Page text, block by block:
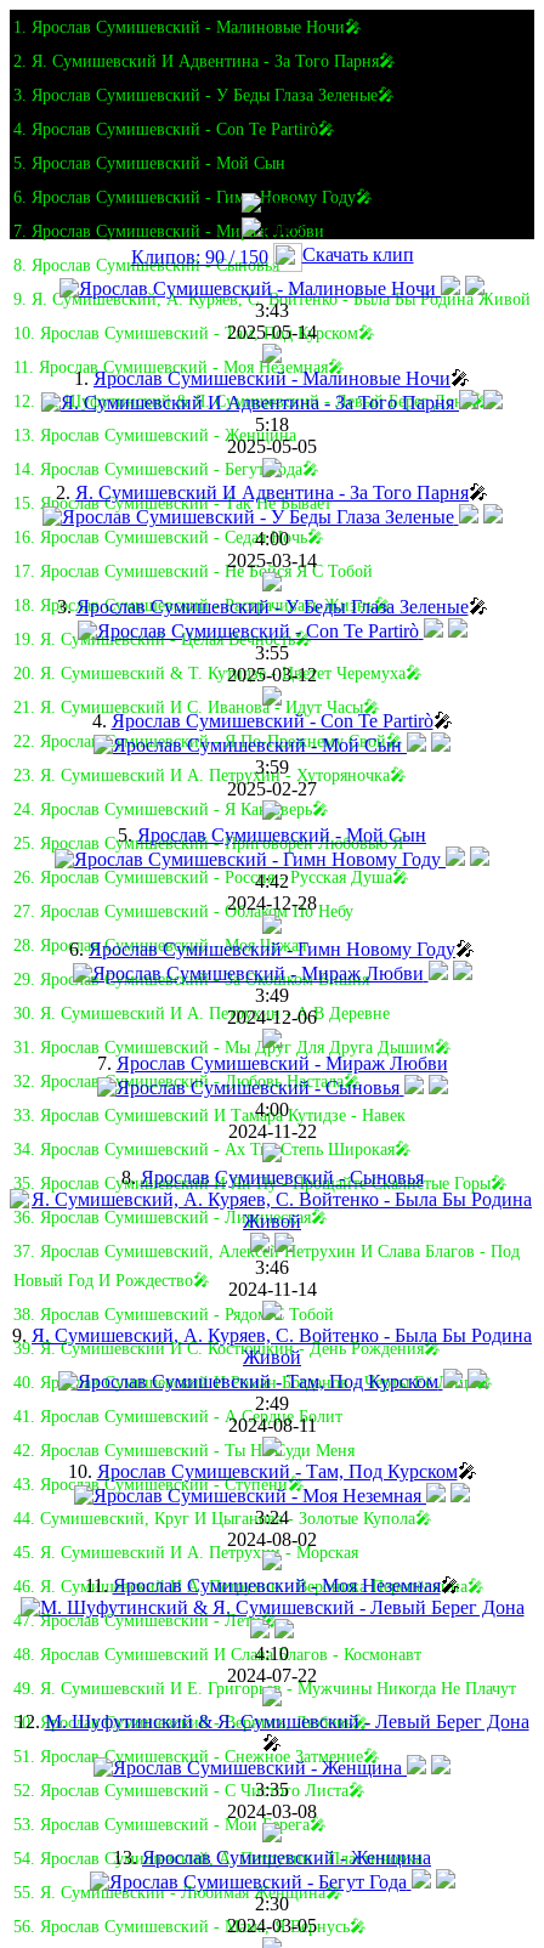
1. Ярослав Сумишевский - Малиновые Ночи🎤
2. Я. Сумишевский И Адвентина - За Того Парня🎤
3. Ярослав Сумишевский - У Беды Глаза Зеленые🎤
4. Ярослав Сумишевский - Con Te Partirò🎤
5. Ярослав Сумишевский - Мой Сын
6. Ярослав Сумишевский - Гимн Новому Году🎤
7. Ярослав Сумишевский - Мираж Любви
8. Ярослав Сумишевский - Сыновья
9. Я. Сумишевский, А. Куряев, С. Войтенко - Была Бы Родина Живой
10. Ярослав Сумишевский - Там, Под Курском🎤
11. Ярослав Сумишевский - Моя Неземная🎤
12. М. Шуфутинский & Я. Сумишевский - Левый Берег Дона🎤
13. Ярослав Сумишевский - Женщина
14. Ярослав Сумишевский - Бегут Года🎤
15. Ярослав Сумишевский - Так Не Бывает
16. Ярослав Сумишевский - Седая Ночь🎤
17. Ярослав Сумишевский - Не Бойся Я С Тобой
18. Ярослав Сумишевский - Растрачивать Жизнь🎤
19. Я. Сумишевский - Целая Вечность🎤
20. Я. Сумишевский & Т. Кутидзе - Цветет Черемуха🎤
21. Я. Сумишевский И С. Иванова - Идут Часы🎤
22. Ярослав Сумишевский - Я По-Прежнему Свой🎤
23. Я. Сумишевский И А. Петрухин - Хуторяночка🎤
24. Ярослав Сумишевский - Я Как Зверь🎤
25. Ярослав Сумишевский - Приговорён Любовью Я
26. Ярослав Сумишевский - Россия - Русская Душа🎤
27. Ярослав Сумишевский - Облаком По Небу
28. Ярослав Сумишевский - Моя Чужая
29. Ярослав Сумишевский - За Окошком Вишня
30. Я. Сумишевский И А. Петрухин - А В Деревне
31. Ярослав Сумишевский - Мы Друг Для Друга Дышим🎤
32. Ярослав Сумишевский - Любовь Настала🎤
33. Ярослав Сумишевский И Тамара Кутидзе - Навек
34. Ярослав Сумишевский - Ах Ты, Степь Широкая🎤
35. Ярослав Сумишевский И Ян Пу - Прощайте Скалистые Горы🎤
36. Ярослав Сумишевский - Лирическая🎤
37. Ярослав Сумишевский, Алексей Петрухин И Слава Благов - Под
Новый Год И Рождество🎤
38. Ярослав Сумишевский - Рядом С Тобой
39. Я. Сумишевский И С. Костюшкин - День Рождения🎤
40. Ярослав Сумишевский И Роман Богданов - Черты Её Лица🎤
41. Ярослав Сумишевский - А Сердце Болит
42. Ярослав Сумишевский - Ты Не Суди Меня
43. Ярослав Сумишевский - Ступени🎤
44. Сумишевский, Круг И Цыганова - Золотые Купола🎤
45. Я. Сумишевский И А. Петрухин - Морская
46. Я. Сумишевский И А. Петрухин - Вероника Перепёлкина🎤
47. Ярослав Сумишевский - Лети🎤
48. Ярослав Сумишевский И Слава Благов - Космонавт
49. Я. Сумишевский И Е. Григорьев - Мужчины Никогда Не Плачут
50. Ярослав Сумишевский - Вернись, Любовь🎤
51. Ярослав Сумишевский - Снежное Затмение🎤
52. Ярослав Сумишевский - С Чистого Листа🎤
53. Ярослав Сумишевский - Мои Берега🎤
54. Ярослав Сумишевский, А. Петрухин - Пластиночка
55. Я. Сумишевский - Любимая Женщина🎤
56. Ярослав Сумишевский - Мама, Я Вернусь🎤
Клипов: 90 / 150 Скачать клип
3:43
2025-05-14
1.Ярослав Сумишевский - Малиновые Ночи🎤
5:18
2025-05-05
2. Я. Сумишевский И Адвентина - За Того Парня🎤
4:00
2025-03-14
3.Ярослав Сумишевский - У Беды Глаза Зеленые🎤
3:55
2025-03-12
4. Ярослав Сумишевский - Con Te Partirò🎤
3:59
2025-02-27
5. Ярослав Сумишевский - Мой Сын
4:42
2024-12-28
6.Ярослав Сумишевский - Гимн Новому Году🎤
3:49
2024-12-06
7.Ярослав Сумишевский - Мираж Любви
4:00
2024-11-22
8.Ярослав Сумишевский - Сыновья
3:46
2024-11-14
9. Я. Сумишевский, А. Куряев, С. Войтенко - Была Бы Родина
Живой
2:49
2024-08-11
10. Ярослав Сумишевский - Там, Под Курском🎤
3:24
2024-08-02
11.Ярослав Сумишевский - Моя Неземная🎤
4:10
2024-07-22
12.М. Шуфутинский & Я. Сумишевский - Левый Берег Дона
🎤
3:35
2024-03-08
13.Ярослав Сумишевский - Женщина
2:30
2024-03-05